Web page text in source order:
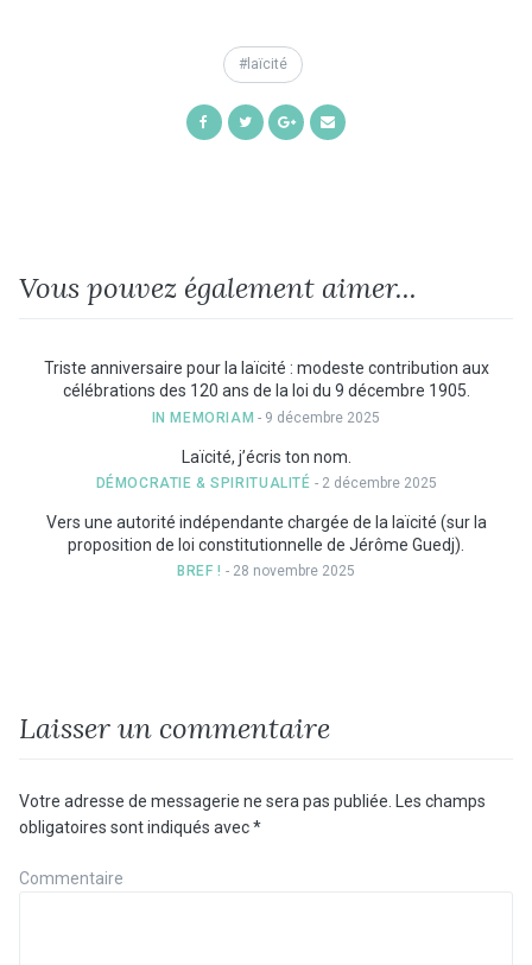
laïcité
ShareShareShare
Vous pouvez également aimer...
Triste anniversaire pour la laïcité : modeste contribution aux
célébrations des 120 ans de la loi du 9 décembre 1905.
IN MEMORIAM - 9 décembre 2025
Laïcité, j’écris ton nom.
DÉMOCRATIE & SPIRITUALITÉ - 2 décembre 2025
Vers une autorité indépendante chargée de la laïcité (sur la
proposition de loi constitutionnelle de Jérôme Guedj).
BREF ! - 28 novembre 2025
Laisser un commentaire
Votre adresse de messagerie ne sera pas publiée.
Les champs
obligatoires sont indiqués avec*
Commentaire